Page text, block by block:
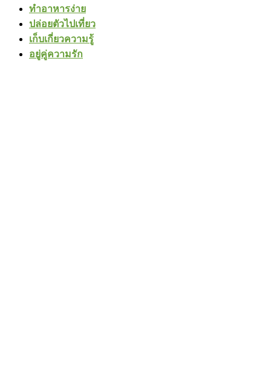
ทำอาหารง่าย
ปล่อยตัวไปเที่ยว
เก็บเกี่ยวความรู้
อยู่คู่ความรัก